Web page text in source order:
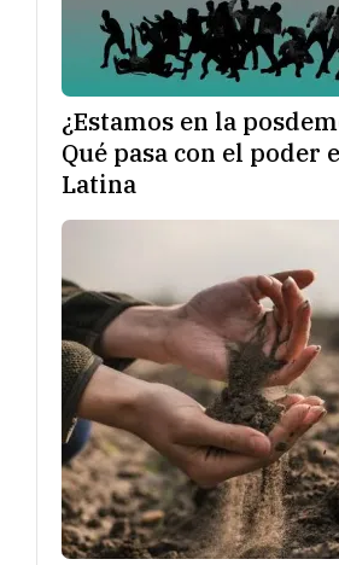
¿Estamos en la
Qué pasa con el poder
Latina